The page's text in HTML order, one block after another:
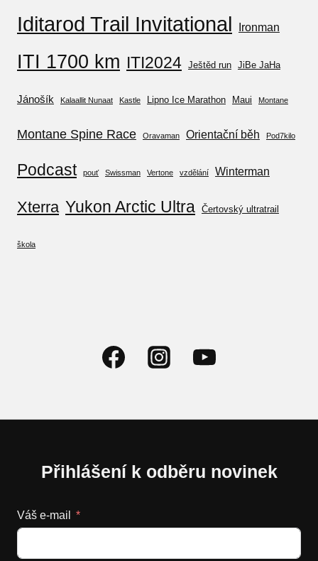
Iditarod Trail Invitational Ironman
ITI 1700 km ITI2024 Ještěd run JiBe JaHa
Jánošík Kalaallit Nunaat Kastle Lipno Ice Marathon Maui Montane
Montane Spine Race Oravaman Orientační běh Pod7kilo
Podcast pouť Swissman Vertone vzdělání Winterman
Xterra Yukon Arctic Ultra Čertovský ultratrail
škola
Přihlášení k odběru novinek
Váš e-mail